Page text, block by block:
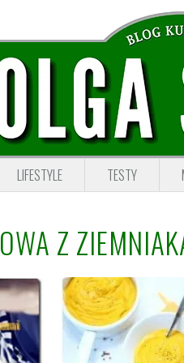
LIFESTYLE TESTY
Z